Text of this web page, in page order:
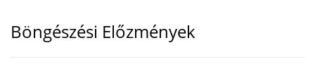
Böngészési Előzmények